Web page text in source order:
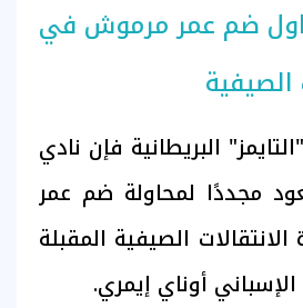
ضم عمر مرموش في
الصيفية
البريطانية فإن نادي
مجددًا لمحاولة ضم عمر
الصيفية المقبلة
أوناي إيمري.